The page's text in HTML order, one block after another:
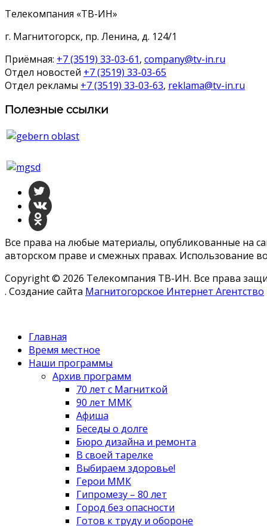
Телекомпания «ТВ-ИН»
г. Магнитогорск, пр. Ленина, д. 124/1
Приёмная: +7 (3519) 33-03-61, company@tv-in.ru
Отдел новостей +7 (3519) 33-03-65
Отдел рекламы +7 (3519) 33-03-63, reklama@tv-in.ru
Полезные ссылки
Все права на любые материалы, опубликованные на
авторском праве и смежных правах. Использование
Copyright © 2026 Телекомпания ТВ-ИН. Все права
. Создание сайта Магнитогорское Интернет Агентство
Главная
Время местное
Наши программы
Архив программ
70 лет с Магниткой
90 лет ММК
Афиша
Беседы о долге
Бюро дизайна и ремонта
В своей тарелке
Выбираем здоровье!
Герои ММК
Гипромезу – 80 лет
Город без опасности
Готов к труду и обороне